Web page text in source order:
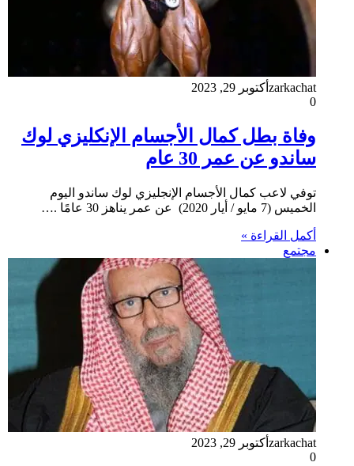
zarkachat أكتوبر 29, 2023
0
وفاة بطل كمال الأجسام الإنكليزي لوك
ساندو عن عمر 30 عام
توفي لاعب كمال الأجسام الإنجليزي لوك ساندو اليوم
الخميس (7 مايو / أيار 2020) عن عمر يناهز 30 عامًا .…
أكمل القراءة »
مجتمع
zarkachat أكتوبر 29, 2023
0